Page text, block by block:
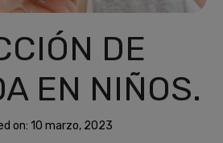
DE
EN NIÑOS.
on: 10 marzo, 2023